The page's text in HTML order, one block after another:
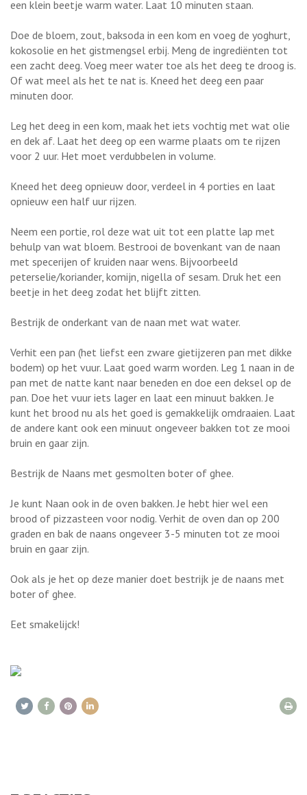
een klein beetje warm water. Laat 10 minuten staan.
Doe de bloem, zout, baksoda in een kom en voeg de yoghurt,
kokosolie en het gistmengsel erbij. Meng de ingrediënten tot
een zacht deeg. Voeg meer water toe als het deeg te droog is.
Of wat meel als het te nat is. Kneed het deeg een paar
minuten door.
Leg het deeg in een kom, maak het iets vochtig met wat olie
en dek af. Laat het deeg op een warme plaats om te rijzen
voor 2 uur. Het moet verdubbelen in volume.
Kneed het deeg opnieuw door, verdeel in 4 porties en laat
opnieuw een half uur rijzen.
Neem een portie, rol deze wat uit tot een platte lap met
behulp van wat bloem. Bestrooi de bovenkant van de naan
met specerijen of kruiden naar wens. Bijvoorbeeld
peterselie/koriander, komijn, nigella of sesam. Druk het een
beetje in het deeg zodat het blijft zitten.
Bestrijk de onderkant van de naan met wat water.
Verhit een pan (het liefst een zware gietijzeren pan met dikke
bodem) op het vuur. Laat goed warm worden. Leg 1 naan in de
pan met de natte kant naar beneden en doe een deksel op de
pan. Doe het vuur iets lager en laat een minuut bakken. Je
kunt het brood nu als het goed is gemakkelijk omdraaien. Laat
de andere kant ook een minuut ongeveer bakken tot ze mooi
bruin en gaar zijn.
Bestrijk de Naans met gesmolten boter of ghee.
Je kunt Naan ook in de oven bakken. Je hebt hier wel een
brood of pizzasteen voor nodig. Verhit de oven dan op 200
graden en bak de naans ongeveer 3-5 minuten tot ze mooi
bruin en gaar zijn.
Ook als je het op deze manier doet bestrijk je de naans met
boter of ghee.
Eet smakelijck!